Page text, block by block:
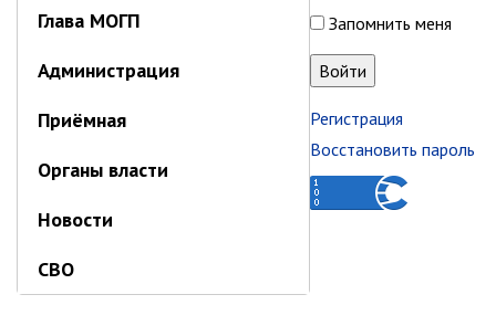
Информация о ходе выполнения
год
перспективного плана работы на 2020
МУНИЦИПАЛЬНАЯ СЛУЖБА
Конкурс
Глава МОГП
Администрация
Приёмная
Органы власти
Новости
СВО
Запомнить меня
Регистрация
Восстановить пароль